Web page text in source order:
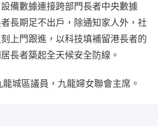
備數據連接跨部門長者中央數據
長期足不出戶，除通知家人外，社
上門跟進，以科技填補留港長者的
長者築起全天候安全防線。
城區議員，九龍婦女聯會主席。